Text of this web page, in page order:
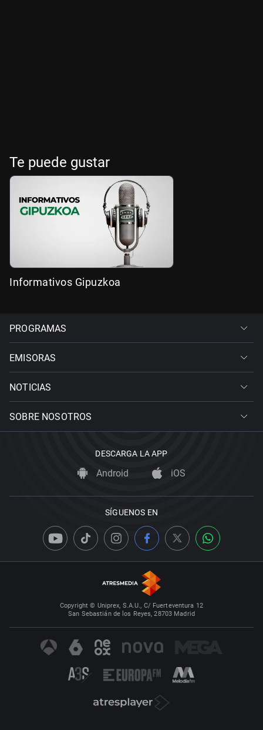
Te puede gustar
Informativos Gipuzkoa
PROGRAMAS
EMISORAS
NOTICIAS
SOBRE NOSOTROS
DESCARGA LA APP
Android iOS
SÍGUENOS EN
Copyright © Uniprex, S.A.U., C/ Fuerteventura 12
San Sebastián de los Reyes, 28703 Madrid